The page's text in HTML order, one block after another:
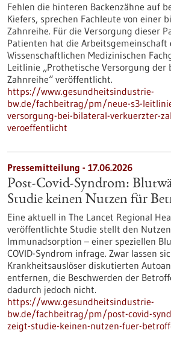
Fehlen die hinteren Backenzähne auf
Kiefers, sprechen Fachleute von einer
Zahnreihe. Für die Versorgung dieser
Patienten hat die Arbeitsgemeinschaft
Wissenschaftlichen Medizinischen
Leitlinie „Prothetische Versorgung
Zahnreihe“ veröffentlicht.
https://www.gesundheitsindustrie-
bw.de/fachbeitrag/pm/neue-s3-
versorgung-bei-bilateral-verkuerzter-
veroeffentlicht
Pressemitteilung - 17.06.2026
Post-Covid-Syndrom:
Studie keinen Nutzen für
Eine aktuell in The Lancet Regional
veröffentlichte Studie stellt den
Immunadsorption – einer speziellen
COVID-Syndrom infrage. Zwar lassen
Krankheitsauslöser diskutierten
entfernen, die Beschwerden der
dadurch jedoch nicht.
https://www.gesundheitsindustrie-
bw.de/fachbeitrag/pm/post-covid-
zeigt-studie-keinen-nutzen-fuer-